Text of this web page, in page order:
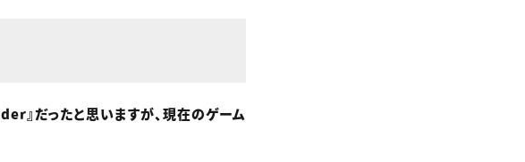
だったと思いますが、現在のゲーム